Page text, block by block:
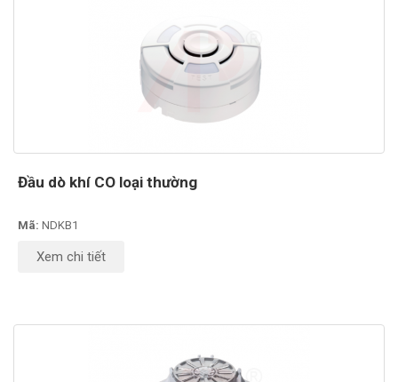
Đầu dò khí CO loại thường
Mã: NDKB1
Xem chi tiết